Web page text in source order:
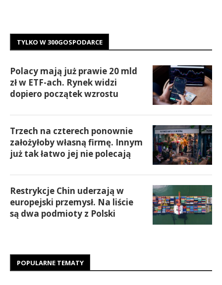
TYLKO W 300GOSPODARCE
Polacy mają już prawie 20 mld
zł w ETF-ach. Rynek widzi
dopiero początek wzrostu
Trzech na czterech ponownie
założyłoby własną firmę. Innym
już tak łatwo jej nie polecają
Restrykcje Chin uderzają w
europejski przemysł. Na liście
są dwa podmioty z Polski
POPULARNE TEMATY